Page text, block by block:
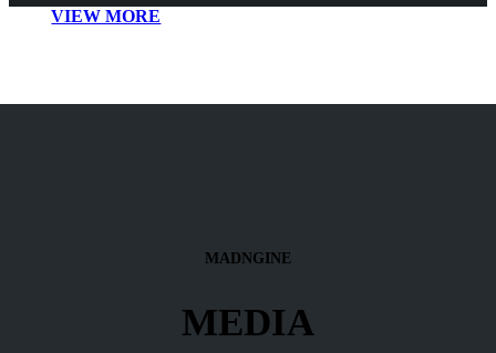
VIEW MORE
MADNGINE
MEDIA